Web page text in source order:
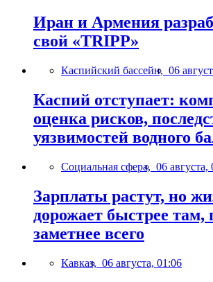
Иран и Армения
свой «TRIPP»
Каспийский бассейн, 06
Каспий отступает:
оценка рисков,
уязвимостей водного
Социальная сфера, 06 августа,
Зарплаты растут, но
дорожает быстрее там,
заметнее всего
Кавказ, 06 августа, 01:06